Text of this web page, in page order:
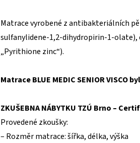
Matrace vyrobené z antibakteriálních
sulfanylidene-1,2-dihydropirin-1-olate),
„Pyrithione zinc“).
Matrace BLUE MEDIC SENIOR VISCO
ZKUŠEBNA NÁBYTKU TZÚ Brno –
Provedené zkoušky:
– Rozměr matrace: šířka, délka, výška